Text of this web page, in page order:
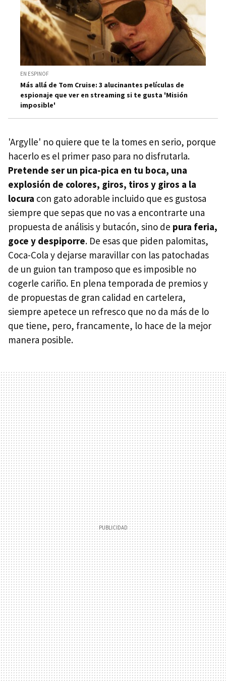
EN ESPINOF
Más allá de Tom Cruise: 3 alucinantes películas de
espionaje que ver en streaming si te gusta 'Misión
imposible'
'Argylle' no quiere que te la tomes en serio, porque
hacerlo es el primer paso para no disfrutarla.
Pretende ser un pica-pica en tu boca, una
explosión de colores, giros, tiros y giros a la
locura con gato adorable incluido que es gustosa
siempre que sepas que no vas a encontrarte una
propuesta de análisis y butacón, sino de pura feria,
goce y despiporre. De esas que piden palomitas,
Coca-Cola y dejarse maravillar con las patochadas
de un guion tan tramposo que es imposible no
cogerle cariño. En plena temporada de premios y
de propuestas de gran calidad en cartelera,
siempre apetece un refresco que no da más de lo
que tiene, pero, francamente, lo hace de la mejor
manera posible.